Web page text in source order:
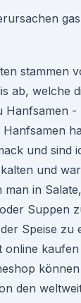
stammen
ab, welche
Hanfsamen
und sind
und
man in
Suppen
Speise zu
online
den